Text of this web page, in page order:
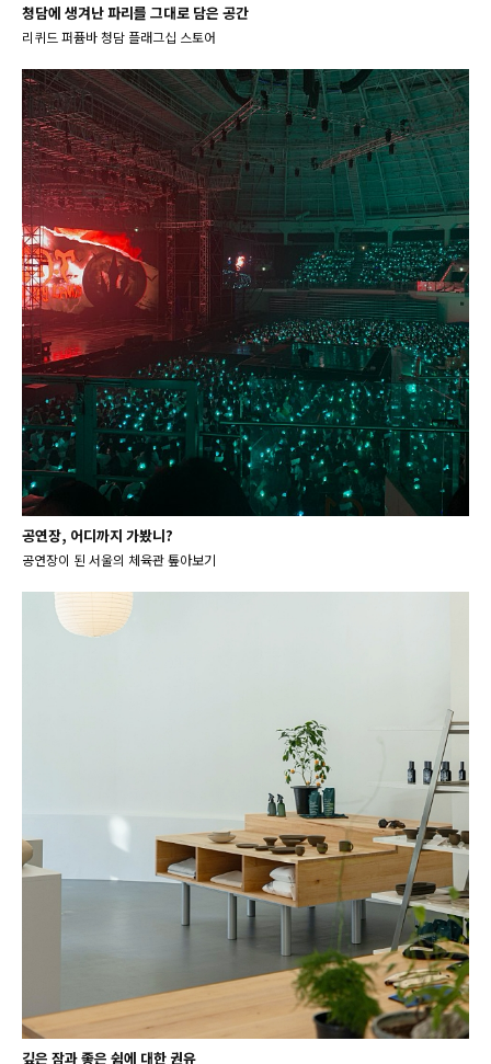
청담에 생겨난 파리를 그대로 담은 공간
리퀴드 퍼퓸바 청담 플래그십 스토어
공연장, 어디까지 가봤니?
공연장이 된 서울의 체육관 톺아보기
깊은 잠과 좋은 쉼에 대한 권유